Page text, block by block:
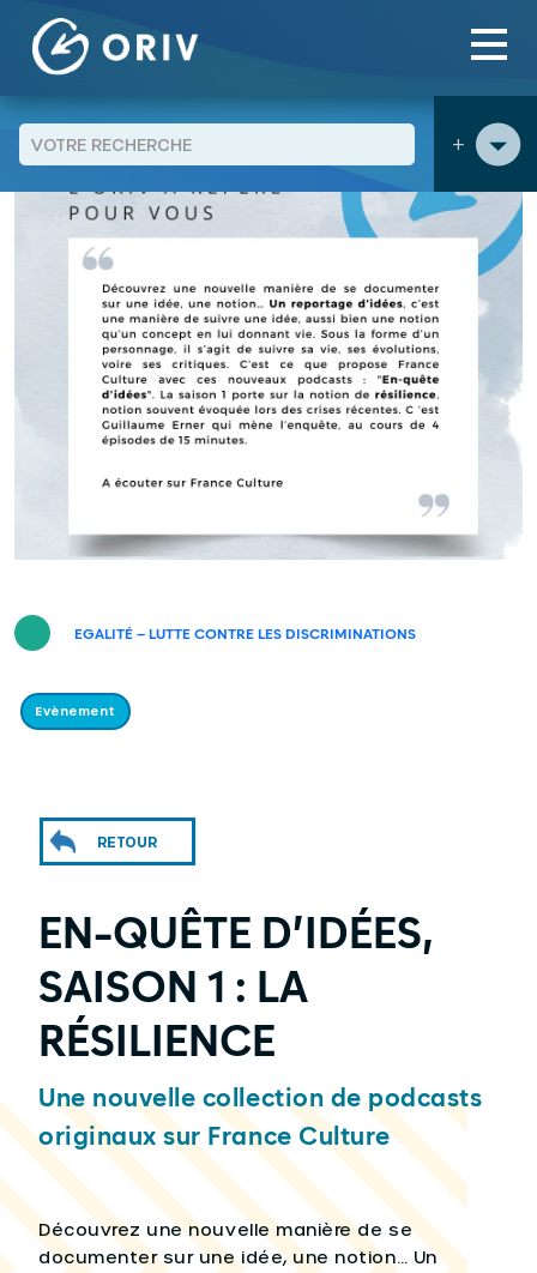
Aller au contenu
+
Blog > Evenement agenda
En-quête d'idées, saison 1 : la
résilience
EGALITÉ – LUTTE CONTRE LES DISCRIMINATIONS
Evènement
RETOUR
EN-QUÊTE D’IDÉES,
SAISON 1 : LA
RÉSILIENCE
Une nouvelle collection de podcasts
originaux sur France Culture
Découvrez une nouvelle manière de se
documenter sur une idée, une notion… Un
Panneau de gestion des cookies